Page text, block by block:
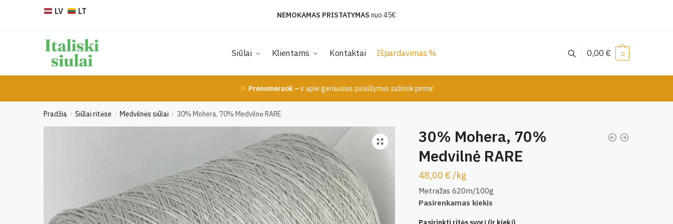
LV LT NEMOKAMAS PRISTATYMAS nuo 45€
Siūlai Klientams Kontaktai Išpardavimas % 0,00 € 0
Prenumeruok – ir apie geriausius pasiūlymus sužinok pirma!
Pradžia / Siūlai ritėse / Medvilnės siūlai / 30% Mohera, 70% Medvilnė RARE
30% Mohera, 70%
Medvilnė RARE
48,00 € /kg
Metražas 620m/100g
Pasirenkamas kiekis